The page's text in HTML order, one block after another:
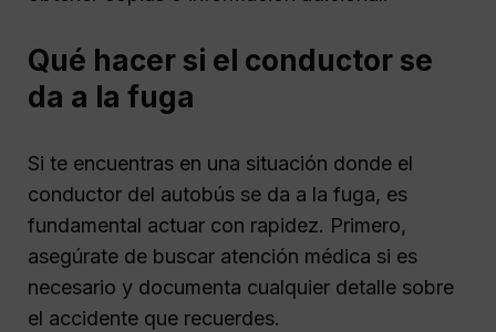
Qué hacer si el conductor se
da a la fuga
Si te encuentras en una situación donde el
conductor del autobús se da a la fuga, es
fundamental actuar con rapidez. Primero,
asegúrate de buscar atención médica si es
necesario y documenta cualquier detalle sobre
el accidente que recuerdes.